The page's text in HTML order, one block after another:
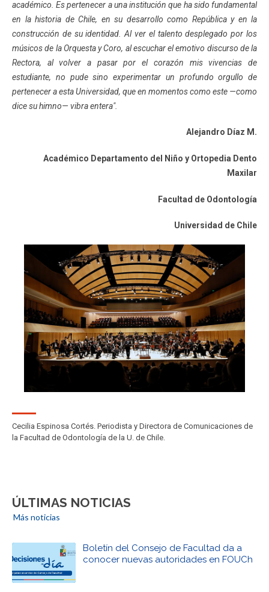
académico. Es pertenecer a una institución que ha sido fundamental
en la historia de Chile, en su desarrollo como República y en la
construcción de su identidad. Al ver el talento desplegado por los
músicos de la Orquesta y Coro, al escuchar el emotivo discurso de la
Rectora, al volver a pasar por el corazón mis vivencias de
estudiante, no pude sino experimentar un profundo orgullo de
pertenecer a esta Universidad, que en momentos como este —como
dice su himno— vibra entera".
Alejandro Díaz M.
Académico Departamento del Niño y Ortopedia Dento
Maxilar
Facultad de Odontología
Universidad de Chile
Cecilia Espinosa Cortés. Periodista y Directora de Comunicaciones de
la Facultad de Odontología de la U. de Chile.
ÚLTIMAS NOTICIAS
Más noticias
Boletín del Consejo de Facultad da a
conocer nuevas autoridades en FOUCh